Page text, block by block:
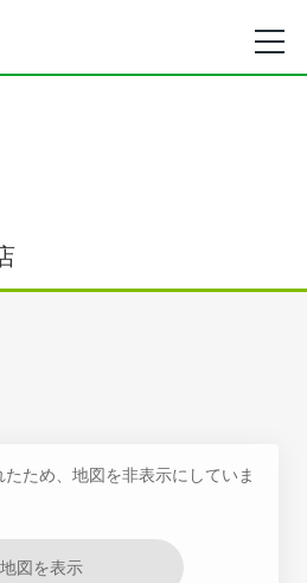
ため、地図を非表示にしていま
地図を表示